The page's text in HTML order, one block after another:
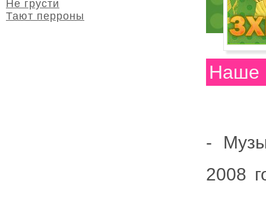
Наше
-
2008
Не грусти
Тают перроны